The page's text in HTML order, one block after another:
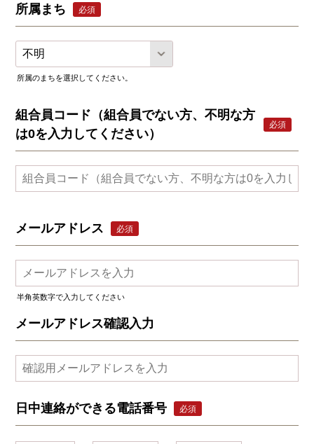
所属まち 必須
所属のまちを選択してください。
組合員コード（組合員でない方、不明な方
は0を入力してください）
必須
メールアドレス 必須
半角英数字で入力してください
メールアドレス確認入力
日中連絡ができる電話番号 必須